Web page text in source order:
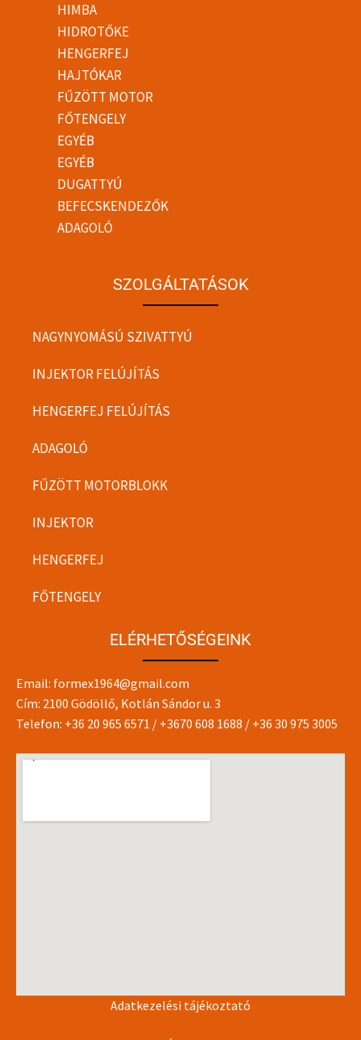
HIMBA
HIDROTŐKE
HENGERFEJ
HAJTÓKAR
FŰZÖTT MOTOR
FŐTENGELY
EGYÉB
EGYÉB
DUGATTYÚ
BEFECSKENDEZŐK
ADAGOLÓ
SZOLGÁLTATÁSOK
NAGYNYOMÁSÚ SZIVATTYÚ
INJEKTOR FELÚJÍTÁS
HENGERFEJ FELÚJÍTÁS
ADAGOLÓ
FŰZÖTT MOTORBLOKK
INJEKTOR
HENGERFEJ
FŐTENGELY
ELÉRHETŐSÉGEINK
Email: formex1964@gmail.com
Cím: 2100 Gödöllő, Kotlán Sándor u. 3
Telefon: +36 20 965 6571 / +3670 608 1688 / +36 30 975 3005
Adatkezelési tájékoztató